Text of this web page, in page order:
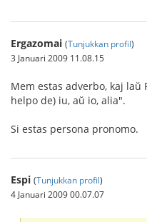
Ergazomai (Tunjukkan profil)
3 Januari 2009 11.08.15
Mem estas adverbo, kaj laŭ
helpo de) iu, aŭ io, alia".
Si estas persona pronomo.
Espi (Tunjukkan profil)
4 Januari 2009 00.07.07